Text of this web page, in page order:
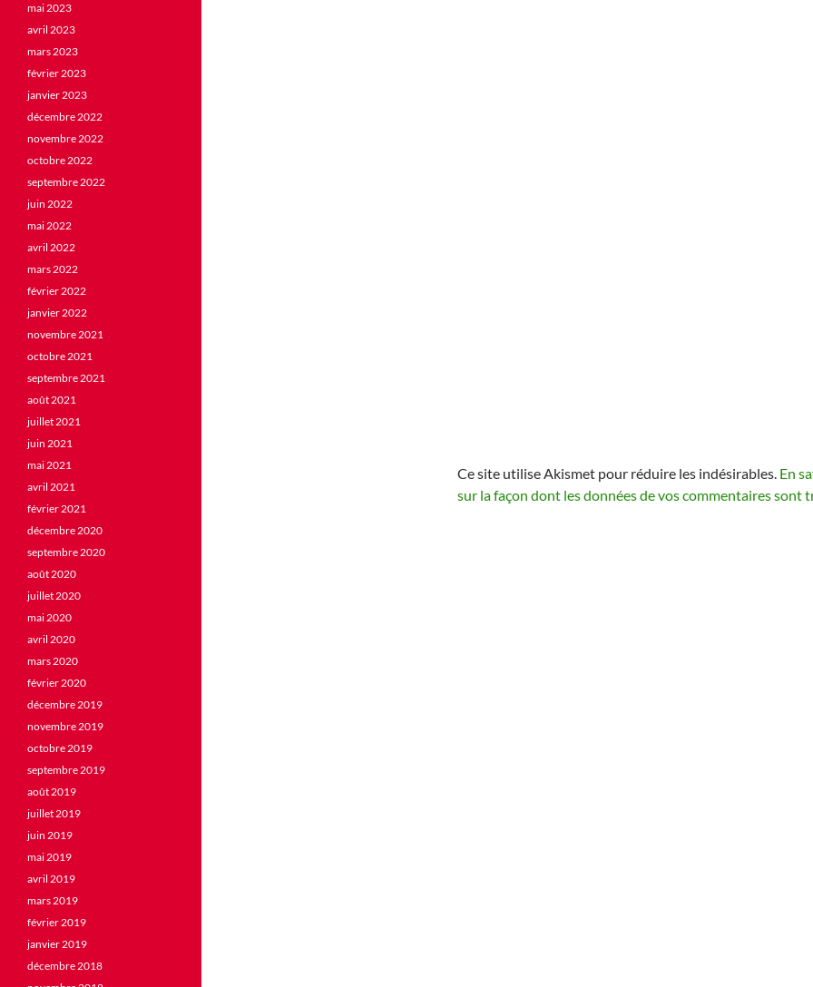
Ce site utilise Akismet pour réduire les indésirables. En
sur la façon dont les données de vos commentaires sont
mai 2023
avril 2023
mars 2023
février 2023
janvier 2023
décembre 2022
novembre 2022
octobre 2022
septembre 2022
juin 2022
mai 2022
avril 2022
mars 2022
février 2022
janvier 2022
novembre 2021
octobre 2021
septembre 2021
août 2021
juillet 2021
juin 2021
mai 2021
avril 2021
février 2021
décembre 2020
septembre 2020
août 2020
juillet 2020
mai 2020
avril 2020
mars 2020
février 2020
décembre 2019
novembre 2019
octobre 2019
septembre 2019
août 2019
juillet 2019
juin 2019
mai 2019
avril 2019
mars 2019
février 2019
janvier 2019
décembre 2018